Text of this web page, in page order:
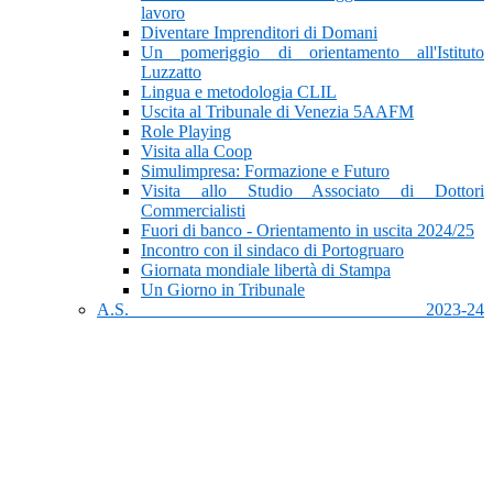
lavoro
Diventare Imprenditori di Domani
Un pomeriggio di orientamento all'Istituto
Luzzatto
Lingua e metodologia CLIL
Uscita al Tribunale di Venezia 5AAFM
Role Playing
Visita alla Coop
Simulimpresa: Formazione e Futuro
Visita allo Studio Associato di Dottori
Commercialisti
Fuori di banco - Orientamento in uscita 2024/25
Incontro con il sindaco di Portogruaro
Giornata mondiale libertà di Stampa
Un Giorno in Tribunale
A.S. 2023-24